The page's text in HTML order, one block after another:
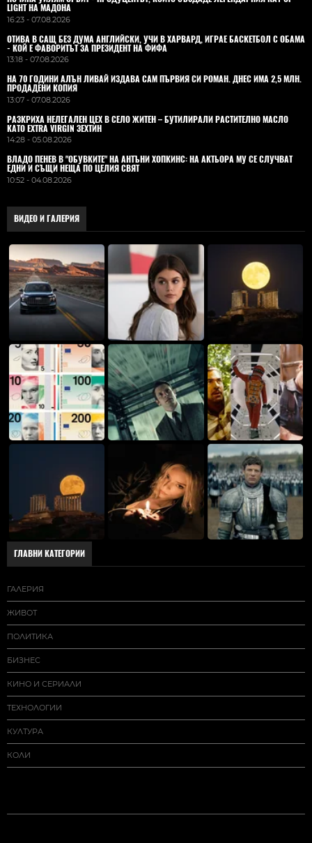
LIGHT НА МАДОНА
16:23 - 07.08.2026
ОТИВА В САЩ БЕЗ ДУМА АНГЛИЙСКИ, УЧИ В ХАРВАРД, ИГРАЕ БАСКЕТБОЛ С ОБАМА
- КОЙ Е ФАВОРИТЪТ ЗА ПРЕЗИДЕНТ НА ФИФА
13:18 - 07.08.2026
НА 70 ГОДИНИ АЛЪН ЛИВАЙ ИЗДАВА САМ ПЪРВИЯ СИ РОМАН. ДНЕС ИМА 2,5 МЛН.
ПРОДАДЕНИ КОПИЯ
13:07 - 07.08.2026
РАЗКРИХА НЕЛЕГАЛЕН ЦЕХ В СЕЛО ЖИТЕН – БУТИЛИРАЛИ РАСТИТЕЛНО МАСЛО
КАТО EXTRA VIRGIN ЗЕХТИН
14:28 - 05.08.2026
ВЛАДO ПЕНЕВ В "ОБУВКИТЕ" НА АНТЪНИ ХОПКИНС: НА АКТЬОРА МУ СЕ СЛУЧВАТ
ЕДНИ И СЪЩИ НЕЩА ПО ЦЕЛИЯ СВЯТ
10:52 - 04.08.2026
ВИДЕО И ГАЛЕРИЯ
ГЛАВНИ КАТЕГОРИИ
ГАЛЕРИЯ
ЖИВОТ
ПОЛИТИКА
БИЗНЕС
КИНО И СЕРИАЛИ
ТЕХНОЛОГИИ
КУЛТУРА
КОЛИ